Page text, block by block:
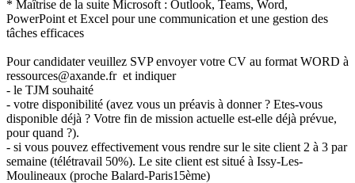
* Maîtrise de la suite Microsoft : Outlook, Teams, Word,
PowerPoint et Excel pour une communication et une gestion des
tâches efficaces
Pour candidater veuillez SVP envoyer votre CV au format WORD à
ressources@axande.fr et indiquer
- le TJM souhaité
- votre disponibilité (avez vous un préavis à donner ? Etes-vous
disponible déjà ? Votre fin de mission actuelle est-elle déjà prévue,
pour quand ?).
- si vous pouvez effectivement vous rendre sur le site client 2 à 3 par
semaine (télétravail 50%). Le site client est situé à Issy-Les-
Moulineaux (proche Balard-Paris15ème)